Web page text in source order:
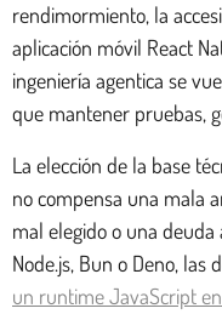
rendimormiento, la
aplicación móvil React
ingeniería agentica se
que mantener pruebas,
La elección de la base
no compensa una mala
mal elegido o una deuda
Node.js, Bun o Deno, las
un runtime JavaScript